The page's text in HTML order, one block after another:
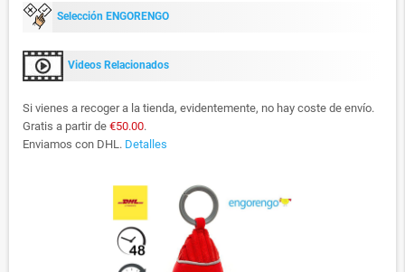
Selección ENGORENGO
Videos Relacionados
Si vienes a recoger a la tienda, evidentemente, no hay coste de envío.
Gratis a partir de €50.00.
Enviamos con DHL. Detalles